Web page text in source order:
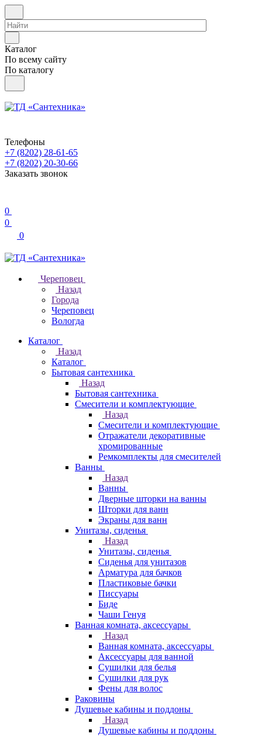
Каталог
По всему сайту
По каталогу
Телефоны
+7 (8202) 28‑61-65
+7 (8202) 20‑30-66
Заказать звонок
0
0
0
Череповец
Назад
Города
Череповец
Вологда
Каталог
Назад
Каталог
Бытовая сантехника
Назад
Бытовая сантехника
Смесители и комплектующие
Назад
Смесители и комплектующие
Отражатели декоративные
хромированные
Ремкомплекты для смесителей
Ванны
Назад
Ванны
Дверные шторки на ванны
Шторки для ванн
Экраны для ванн
Унитазы, сиденья
Назад
Унитазы, сиденья
Сиденья для унитазов
Арматура для бачков
Пластиковые бачки
Писсуары
Биде
Чаши Генуя
Ванная комната, аксессуары
Назад
Ванная комната, аксессуары
Аксессуары для ванной
Сушилки для белья
Сушилки для рук
Фены для волос
Раковины
Душевые кабины и поддоны
Назад
Душевые кабины и поддоны